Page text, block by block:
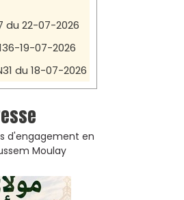
du 22-07-2026
19-07-2026
du 18-07-2026
d'engagement en
Moulay